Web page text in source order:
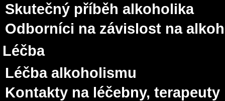
Skutečný příběh alkoholika
Odborníci na závislost na
Léčba
Léčba alkoholismu
Kontakty na léčebny, terapeuty